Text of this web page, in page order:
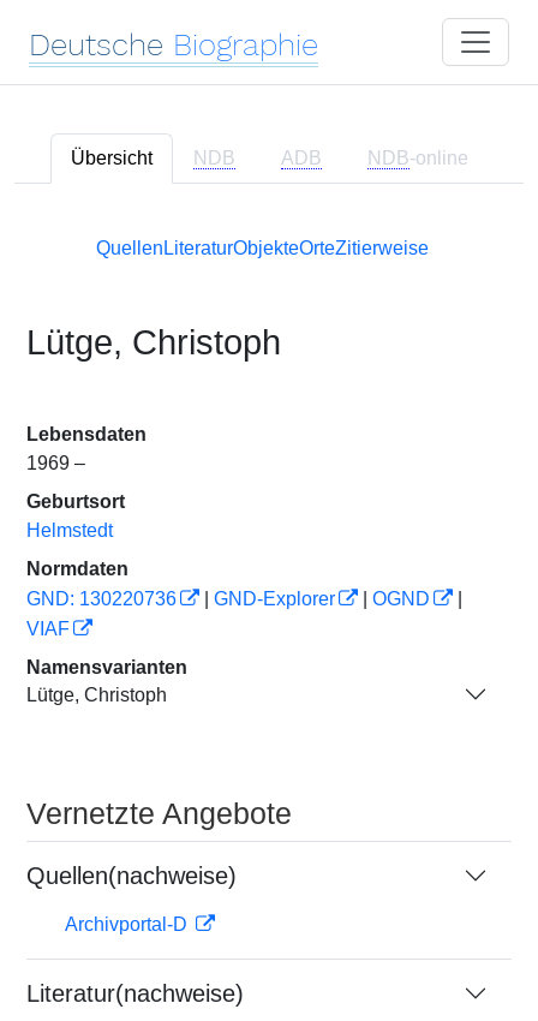
Deutsche Biographie
Übersicht NDB ADB NDB-online
Quellen LiteraturObjekteOrteZitierweise
Lütge, Christoph
Lebensdaten
1969 –
Geburtsort
Helmstedt
Normdaten
GND: 130220736
GND-Explorer OGND
VIAF
Namensvarianten
Lütge, Christoph
Vernetzte Angebote
Quellen(nachweise)
Archivportal-D
Literatur(nachweise)